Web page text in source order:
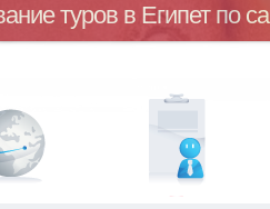
туров в Египет по